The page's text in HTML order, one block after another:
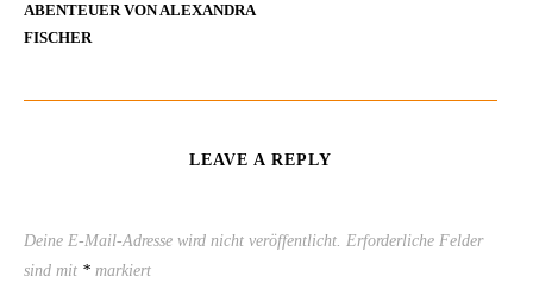
ABENTEUER VON ALEXANDRA
FISCHER
LEAVE A REPLY
Deine E-Mail-Adresse wird nicht veröffentlicht. Erforderliche Felder
sind mit * markiert